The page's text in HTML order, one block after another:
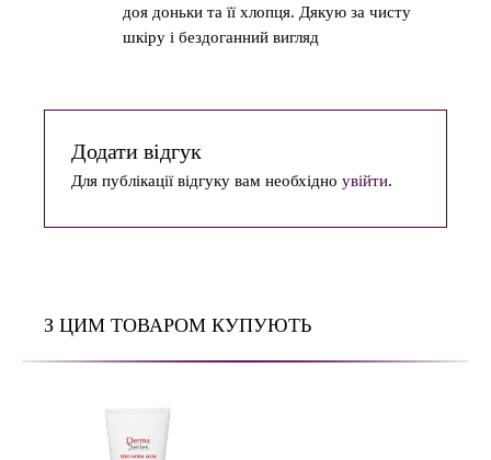
доя доньки та її хлопця. Дякую за чисту
шкіру і бездоганний вигляд
Додати відгук
Для публікації відгуку вам необхідноувійти.
З ЦИМ ТОВАРОМ КУПУЮТЬ